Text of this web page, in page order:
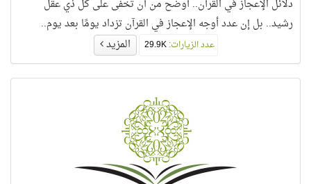
دلائل الإعجاز في القرآن.. أوضح من أن تخفى على كل ذي عقل
رشيد.. بل إن عدد أوجه الإعجاز في القرآن تزداد يومًا بعد يوم..
عدد الزيارات:29.9K المزيد